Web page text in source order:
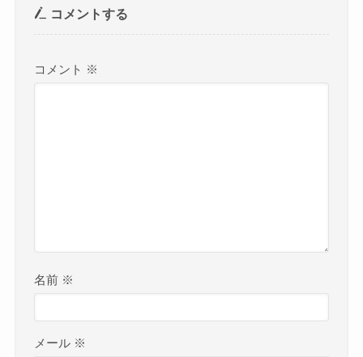
コメントする
コメント ※
名前 ※
メール ※